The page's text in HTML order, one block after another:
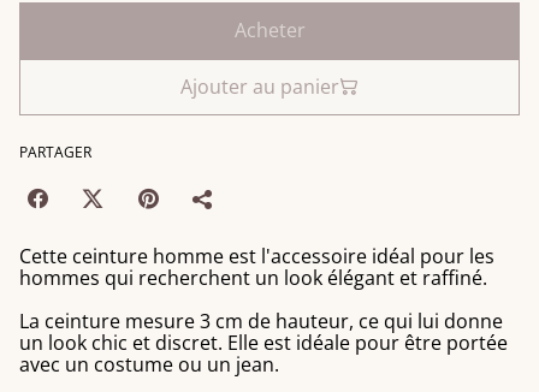
Acheter
Ajouter au panier
PARTAGER
Cette ceinture homme est l'accessoire idéal pour les
hommes qui recherchent un look élégant et raffiné.
La ceinture mesure 3 cm de hauteur, ce qui lui donne
un look chic et discret. Elle est idéale pour être portée
avec un costume ou un jean.